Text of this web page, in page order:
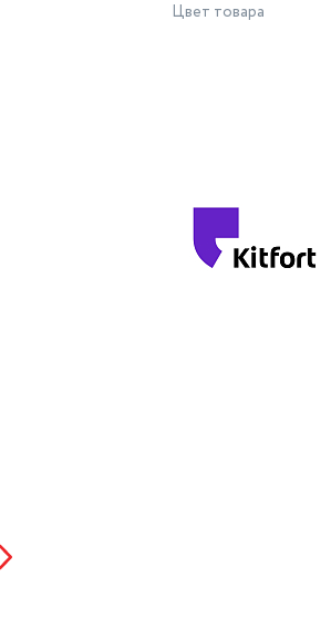
Цвет товара